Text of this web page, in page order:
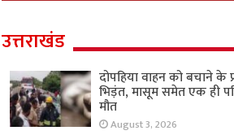
उत्तराखंड
दोपहिया वाहन को बचाने के
भिड़ंत, मासूम समेत एक ही
मौत
August 3, 2026